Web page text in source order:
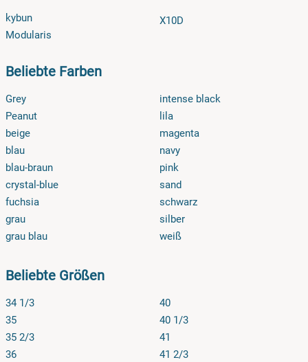
kybun
Modularis
X10D
Beliebte Farben
Grey
Peanut
beige
blau
blau-braun
crystal-blue
fuchsia
grau
grau blau
intense black
lila
magenta
navy
pink
sand
schwarz
silber
weiß
Beliebte Größen
34 1/3
35
35 2/3
36
40
40 1/3
41
41 2/3